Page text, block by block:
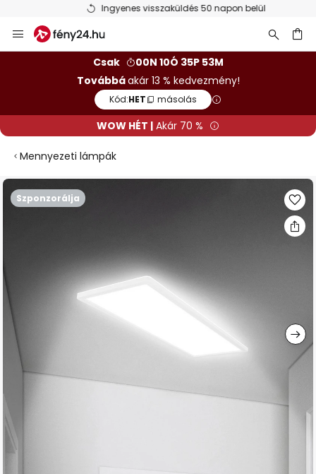
Ingyenes visszaküldés 50 napon belül
Ugrás
a
Csak
00N 10Ó 35P 53M
Továbbáakár 13 % kedvezmény!
Kód:HET másolás
WOW HÉT | Akár 70 %
Mennyezeti lámpák
Szponzorálja
Ugrás